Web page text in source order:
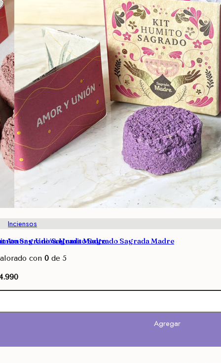
Sagrado Sagrada Madre
Inciensos
Amor y Unión Humito Sagrado Sagrada Madre
con 0de 5
Agregar